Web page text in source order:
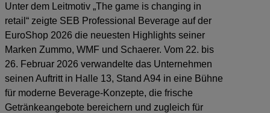
Unter dem Leitmotiv „The game is changing in
retail“ zeigte SEB Professional Beverage auf der
EuroShop 2026 die neuesten Highlights seiner
Marken Zummo, WMF und Schaerer. Vom 22. bis
26. Februar 2026 verwandelte das Unternehmen
seinen Auftritt in Halle 13, Stand A94 in eine Bühne
für moderne Beverage-Konzepte, die frische
Getränkeangebote bereichern und zugleich für